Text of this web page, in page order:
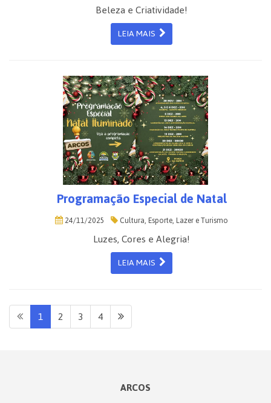
Beleza e Criatividade!
LEIA MAIS
Programação Especial de Natal
24/11/2025 Cultura, Esporte, Lazer e Turismo
Luzes, Cores e Alegria!
LEIA MAIS
1 2 3 4
ARCOS